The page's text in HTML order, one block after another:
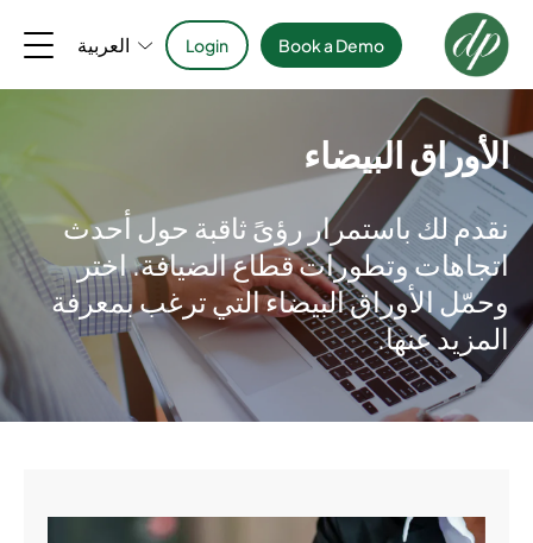
Book a Demo
Login العربية
الأوراق البيضاء
نقدم لك باستمرار رؤىً ثاقبة حول أحدث
اتجاهات وتطورات قطاع الضيافة. اختر
وحمّل الأوراق البيضاء التي ترغب بمعرفة
المزيد عنها.